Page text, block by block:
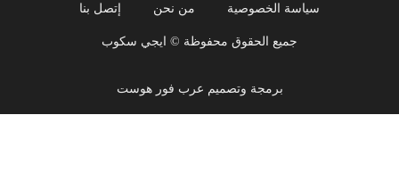
سياسة الخصوصية من نحن إتصل بنا
جميع الحقوق محفوظة © ايجي سكوب
برمجة وتصميم عرب فور هوست